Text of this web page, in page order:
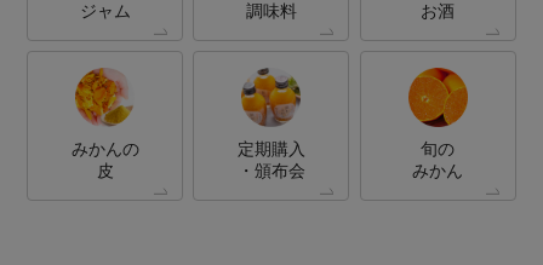
ジャム
調味料
お酒
みかんの
皮
定期購入
・頒布会
旬の
みかん